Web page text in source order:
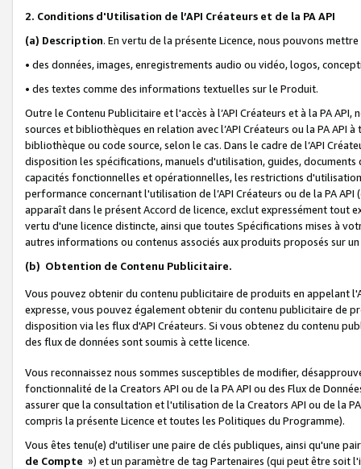
2. Conditions d'Utilisation de l’API Créateurs et de la PA API
(a) Description. En vertu de la présente Licence, nous pouvons
• des données, images, enregistrements audio ou vidéo, logos,
• des textes comme des informations textuelles sur le Produit.
Outre le Contenu Publicitaire et l'accès à l’API Créateurs et à la PA
sources et bibliothèques en relation avec l’API Créateurs ou la PA
bibliothèque ou code source, selon le cas. Dans le cadre de l’API
disposition les spécifications, manuels d'utilisation, guides,
capacités fonctionnelles et opérationnelles, les restrictions
performance concernant l'utilisation de l’API Créateurs ou de la PA
apparaît dans le présent Accord de licence, exclut expressément tout
vertu d'une licence distincte, ainsi que toutes Spécifications mises à
autres informations ou contenus associés aux produits proposés sur
(b) Obtention de Contenu Publicitaire.
Vous pouvez obtenir du contenu publicitaire de produits en appelant
expresse, vous pouvez également obtenir du contenu publicitaire de
disposition via les flux d'API Créateurs. Si vous obtenez du contenu
des flux de données sont soumis à cette licence.
Vous reconnaissez nous sommes susceptibles de modifier,
fonctionnalité de la Creators API ou de la PA API ou des Flux de
assurer que la consultation et l'utilisation de la Creators API ou de la
compris la présente Licence et toutes les Politiques du Programme).
Vous êtes tenu(e) d'utiliser une paire de clés publiques, ainsi qu'une
de Compte ») et un paramètre de tag Partenaires (qui peut être soit